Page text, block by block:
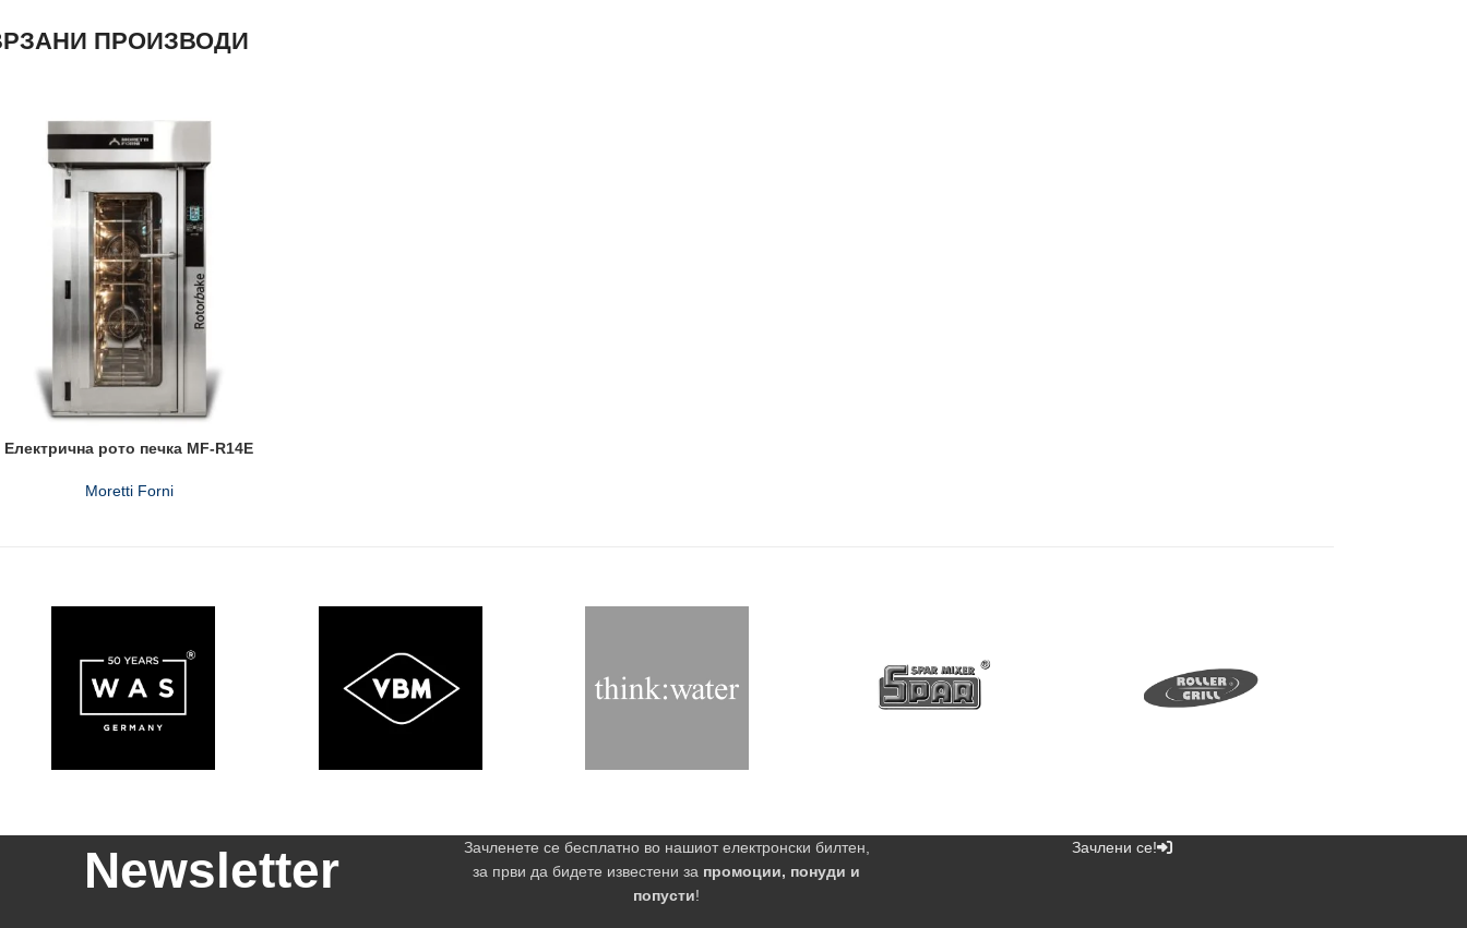
ПРОИЗВОДИ
Електрична рото печка MF-R14E
Moretti Forni
Newsletter
Зачленете се бесплатно во нашиот електронски билтен,
за први да бидете известени за промоции, понуди и
попусти!
Зачлени се!